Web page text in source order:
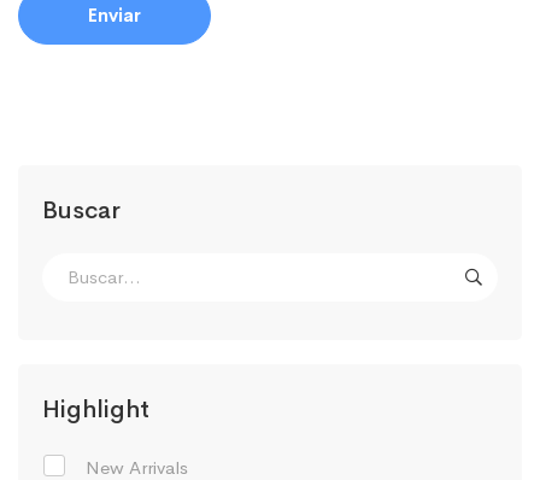
Buscar
Highlight
New Arrivals